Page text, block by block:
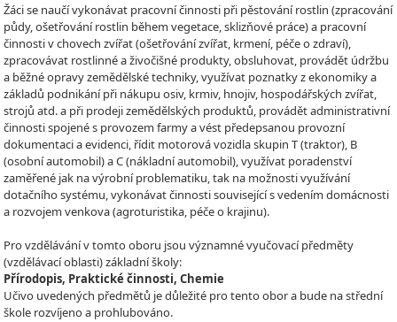
Žáci se naučí vykonávat pracovní činnosti při pěstování rostlin (zpracování
půdy, ošetřování rostlin během vegetace, sklizňové práce) a pracovní
činnosti v chovech zvířat (ošetřování zvířat, krmení, péče o zdraví),
zpracovávat rostlinné a živočišné produkty, obsluhovat, provádět údržbu
a běžné opravy zemědělské techniky, využívat poznatky z ekonomiky a
základů podnikání při nákupu osiv, krmiv, hnojiv, hospodářských zvířat,
strojů atd. a při prodeji zemědělských produktů, provádět administrativní
činnosti spojené s provozem farmy a vést předepsanou provozní
dokumentaci a evidenci, řídit motorová vozidla skupin T (traktor), B
(osobní automobil) a C (nákladní automobil), využívat poradenství
zaměřené jak na výrobní problematiku, tak na možnosti využívání
dotačního systému, vykonávat činnosti související s vedením domácnosti
a rozvojem venkova (agroturistika, péče o krajinu).
Pro vzdělávání v tomto oboru jsou významné vyučovací předměty
(vzdělávací oblasti) základní školy:
Přírodopis, Praktické činnosti, Chemie
Učivo uvedených předmětů je důležité pro tento obor a bude na střední
škole rozvíjeno a prohlubováno.